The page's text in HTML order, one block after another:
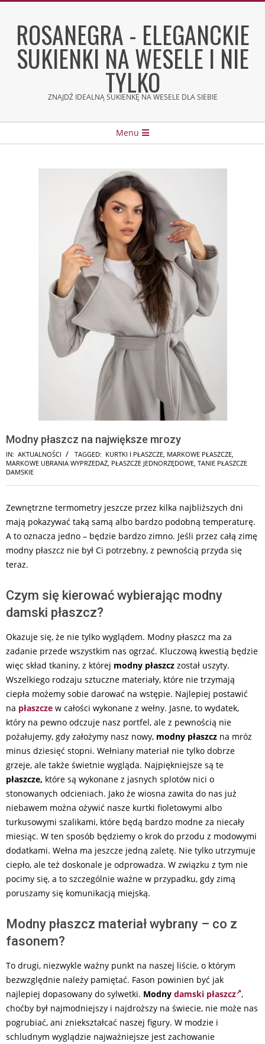
contentROSANEGRA - ELEGANCKIE
SUKIENKI NA WESELE I NIE
TYLKO
ZNAJDŹ IDEALNĄ SUKIENKĘ NA WESELE DLA SIEBIE
Menu
Modny płaszcz na największe mrozy
IN: AKTUALNOŚCI TAGGED: KURTKI I PŁASZCZE, MARKOWE PŁASZCZE,
MARKOWE UBRANIA WYPRZEDAŻ, PŁASZCZE JEDNORZĘDOWE, TANIE PŁASZCZE
DAMSKIE
Zewnętrzne termometry jeszcze przez kilka najbliższych dni
mają pokazywać taką samą albo bardzo podobną temperaturę.
A to oznacza jedno – będzie bardzo zimno. Jeśli przez całą zimę
modny płaszcz nie był Ci potrzebny, z pewnością przyda się
teraz.
Czym się kierować wybierając modny
damski płaszcz?
Okazuje się, że nie tylko wyglądem. Modny płaszcz ma za
zadanie przede wszystkim nas ogrzać. Kluczową kwestią będzie
więc skład tkaniny, z której modny płaszcz został uszyty.
Wszelkiego rodzaju sztuczne materiały, które nie trzymają
ciepła możemy sobie darować na wstępie. Najlepiej postawić
na płaszcze w całości wykonane z wełny. Jasne, to wydatek,
który na pewno odczuje nasz portfel, ale z pewnością nie
pożałujemy, gdy założymy nasz nowy, modny płaszcz na mróz
minus dziesięć stopni. Wełniany materiał nie tylko dobrze
grzeje, ale także świetnie wygląda. Najpiękniejsze są te
płaszcze, które są wykonane z jasnych splotów nici o
stonowanych odcieniach. Jako że wiosna zawita do nas już
niebawem można ożywić nasze kurtki fioletowymi albo
turkusowymi szalikami, które będą bardzo modne za niecały
miesiąc. W ten sposób będziemy o krok do przodu z modowymi
dodatkami. Wełna ma jeszcze jedną zaletę. Nie tylko utrzymuje
ciepło, ale też doskonale je odprowadza. W związku z tym nie
pocimy się, a to szczególnie ważne w przypadku, gdy zimą
poruszamy się komunikacją miejską.
Modny płaszcz materiał wybrany – co z
fasonem?
To drugi, niezwykle ważny punkt na naszej liście, o którym
bezwzględnie należy pamiętać. Fason powinien być jak
najlepiej dopasowany do sylwetki. Modny damski płaszcz ,
choćby był najmodniejszy i najdroższy na świecie, nie może nas
pogrubiać, ani zniekształcać naszej figury. W modzie i
schludnym wyglądzie najważniejsze jest zachowanie